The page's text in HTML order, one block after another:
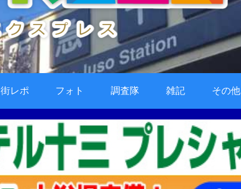
街レポ フォト 調査隊 雑記 その他